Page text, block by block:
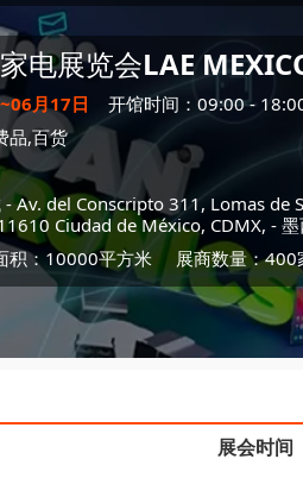
电展览会LAE
月17日
开馆时间：09:00 -
品,百货
- Av. del Conscripto 311, Lomas de
Ciudad de México, CDMX, -
积：10000平方米 展商数量：400
展会时间